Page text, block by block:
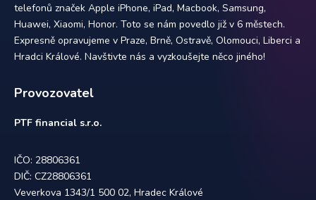
telefonů značek Apple iPhone, iPad, Macbook, Samsung,
Huawei, Xiaomi, Honor. Toto se nám povedlo již v 6 městech.
Expresně opravujeme v Praze, Brně, Ostravě, Olomouci, Liberci a
Hradci Králové. Navštivte nás a vyzkoušejte něco jiného!
Provozovatel
PTF financial s.r.o.
IČO: 28806361
DIČ: CZ28806361
Veverkova 1343/1 500 02, Hradec Králové